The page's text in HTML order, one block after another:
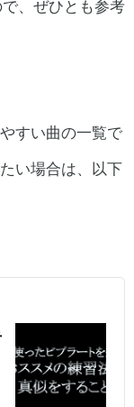
、ぜひとも参考
すい曲の一覧で
い場合は、以下